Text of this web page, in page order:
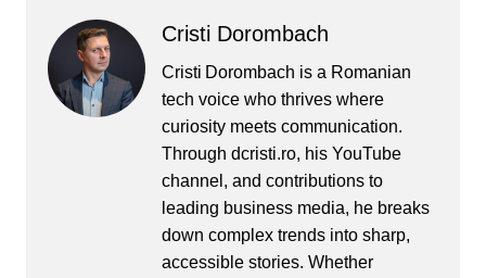
Cristi Dorombach
Cristi Dorombach is a Romanian
tech voice who thrives where
curiosity meets communication.
Through dcristi.ro, his YouTube
channel, and contributions to
leading business media, he breaks
down complex trends into sharp,
accessible stories. Whether